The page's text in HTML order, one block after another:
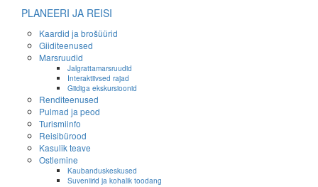
PLANEERI JA REISI
Kaardid ja brošüürid
Giiditeenused
Marsruudid
Jalgrattamarsruudid
Interaktiivsed rajad
Giidiga ekskursioonid
Renditeenused
Pulmad ja peod
Turismiinfo
Reisibürood
Kasulik teave
Ostlemine
Kaubanduskeskused
Suveniirid ja kohalik toodang